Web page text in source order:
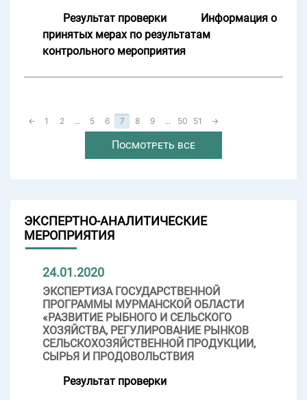
Результат проверки
Информация о
принятых мерах по результатам
контрольного мероприятия
← 1 2 ... 5 6 7 8 9 ... 50 51 →
Посмотреть все
ЭКСПЕРТНО-АНАЛИТИЧЕСКИЕ
МЕРОПРИЯТИЯ
24.01.2020
ЭКСПЕРТИЗА ГОСУДАРСТВЕННОЙ
ПРОГРАММЫ МУРМАНСКОЙ ОБЛАСТИ
«РАЗВИТИЕ РЫБНОГО И СЕЛЬСКОГО
ХОЗЯЙСТВА, РЕГУЛИРОВАНИЕ РЫНКОВ
СЕЛЬСКОХОЗЯЙСТВЕННОЙ ПРОДУКЦИИ,
СЫРЬЯ И ПРОДОВОЛЬСТВИЯ
Результат проверки